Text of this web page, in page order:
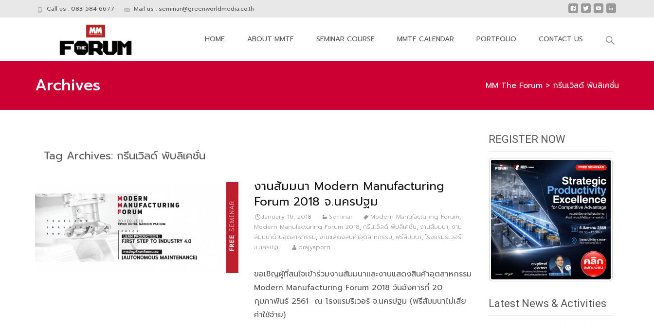
Call us : 083-584 6677 Mail us : seminar@greenworldmedia.co.th
HOME ABOUT MMTF SEMINAR COURSE MMTF CALENDAR PORTFOLIO CONTACT US
Search
Archives MM The Forum > กรีนเวิลด์ พับลิเคชั่น
Tag Archives: กรีนเวิลด์ พับลิเคชั่น
งานสัมมนา Modern Manufacturing
Forum 2018 จ.นครปฐม
January 16, 2018 Seminar Modern Manufacturing Forum,
Modern Manufacturing Forum 2018, กรีนเวิลด์ พับลิเคชั่น, งานสัมมนา, งาน
สัมมนาด้านอุตสาหกรรม, งานแสดงสินค้าอุตสาหกรรม, ฟรีสัมมนา, โรงแรมริเวอร์
จ.นครปฐม
prajyaporn
ขอเชิญผู้ที่สนใจเข้าร่วมงานสัมมนาและงานแสดงสินค้าอุตสาหกรรม
Modern Manufacturing Forum 2018 วันอังคารที่ 20
กุมภาพันธ์ 2561 ณ โรงแรมริเวอร์ จ.นครปฐม (ฟรีสัมมนาไม่เสีย
ค่าใช้จ่าย)
REGISTER NOW
Latest News & Activities